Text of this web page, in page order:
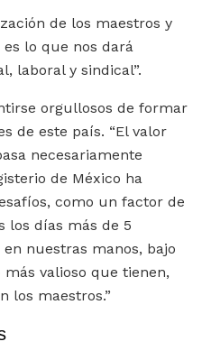
de los maestros y
lo que nos dará
laboral y sindical”.
orgullosos de formar
de este país. “El valor
necesariamente
de México ha
como un factor de
los días más de 5
nuestras manos, bajo
valioso que tienen,
los maestros.”